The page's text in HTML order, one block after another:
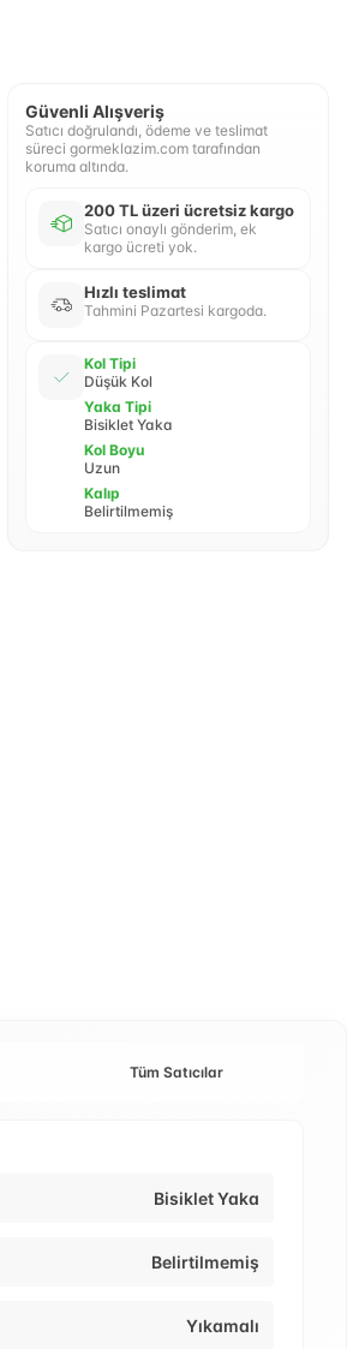
Güvenli Alışveriş
Satıcı doğrulandı, ödeme ve teslimat
süreci gormeklazim.com tarafından
koruma altında.
200 TL üzeri ücretsiz kargo
Satıcı onaylı gönderim, ek
kargo ücreti yok.
Hızlı teslimat
Tahmini Pazartesi kargoda.
Kol Tipi
Düşük Kol
Yaka Tipi
Bisiklet Yaka
Kol Boyu
Uzun
Kalıp
Belirtilmemiş
Tüm Satıcılar
Bisiklet Yaka
Belirtilmemiş
Yıkamalı